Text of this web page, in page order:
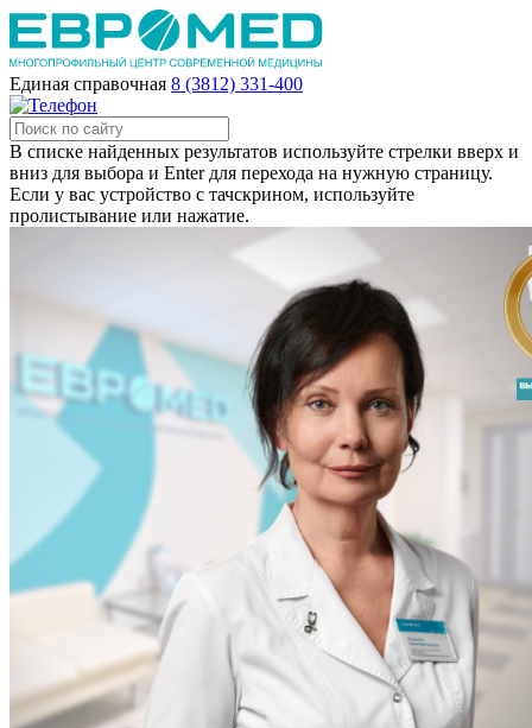
Единая справочная 8 (3812) 331-400
В списке найденных результатов используйте стрелки вверх и
вниз для выбора и Enter для перехода на нужную страницу.
Если у вас устройство с тачскрином, используйте
пролистывание или нажатие.